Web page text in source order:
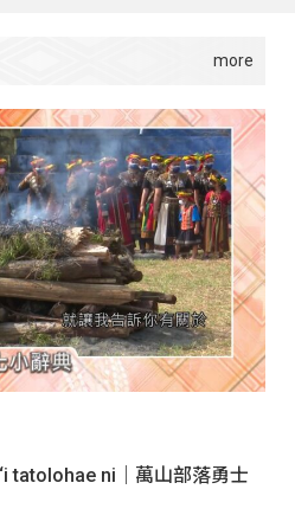
tatolohae ni｜萬山部落勇士